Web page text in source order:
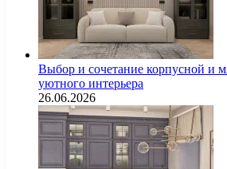
Выбор и сочетание корпусной и
уютного интерьера
26.06.2026